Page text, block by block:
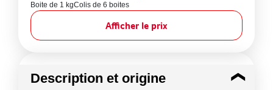
Boite de 1 kgColis de 6 boites
Afficher le prix
Description et origine